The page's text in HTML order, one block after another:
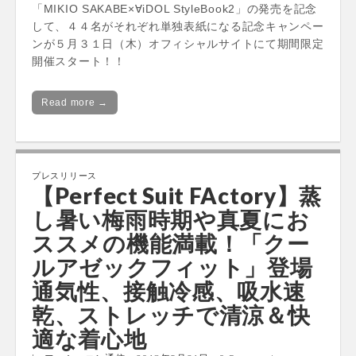
「MIKIO SAKABE×∀iDOL StyleBook2」の発売を記念
して、４４名がそれぞれ単独表紙になる記念キャンペー
ンが５月３１日（木）オフィシャルサイトにて期間限定
開催スタート！！
Read more →
プレスリリース
【Perfect Suit FActory】蒸
し暑い梅雨時期や真夏にお
ススメの機能満載！「クー
ルアゼックフィット」登場
通気性、接触冷感、吸水速
乾、ストレッチで清涼＆快
適な着心地